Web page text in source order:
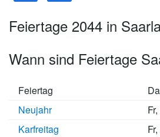
Feiertage 2044 in
Wann sind Feiertage
Feiertag
Neujahr
Karfreitag